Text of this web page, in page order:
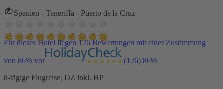
Spanien - Teneriffa - Puerto de la Cruz
Für dieses Hotel liegen 126 Bewertungen mit einer Zustimmung
von 86% vor (126) 86%
8-tägige Flugreise, DZ inkl. HP